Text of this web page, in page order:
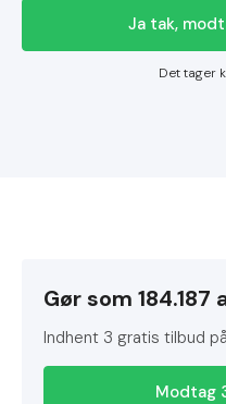
Ja tak,
Det tager
Gør som 184.187
Indhent 3 gratis tilbud
Modtag